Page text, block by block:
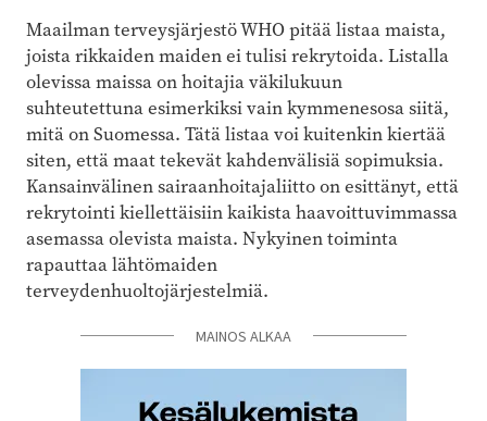
Maailman terveysjärjestö WHO pitää listaa maista,
joista rikkaiden maiden ei tulisi rekrytoida. Listalla
olevissa maissa on hoitajia väkilukuun
suhteutettuna esimerkiksi vain kymmenesosa siitä,
mitä on Suomessa. Tätä listaa voi kuitenkin kiertää
siten, että maat tekevät kahdenvälisiä sopimuksia.
Kansainvälinen sairaanhoitajaliitto on esittänyt, että
rekrytointi kiellettäisiin kaikista haavoittuvimmassa
asemassa olevista maista. Nykyinen toiminta
rapauttaa lähtömaiden
terveydenhuoltojärjestelmiä.
MAINOS ALKAA